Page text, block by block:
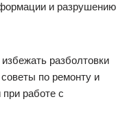
и разрушению
разболтовки
по ремонту и
работе с